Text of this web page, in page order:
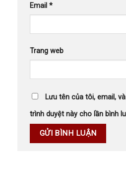
Email *
Trang web
Lưu tên của tôi, email,
trình duyệt này cho lần bình